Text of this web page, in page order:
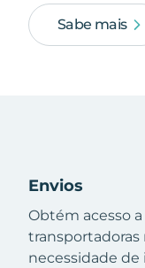
Sabe mais
Envios
Obtém acesso
transportadoras
necessidade de